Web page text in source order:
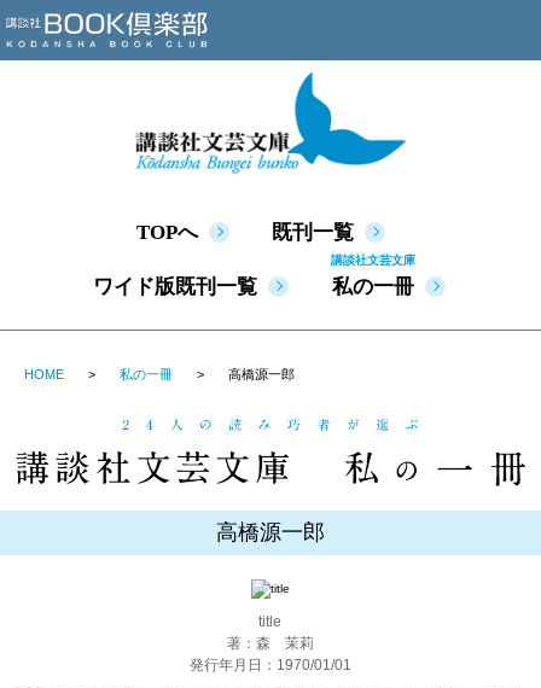
TOPへ 既刊一覧
ワイド版既刊一覧
講談社文芸文庫
私の一冊
HOME 私の一冊 高橋源一郎
高橋源一郎
title
著：森 茉莉
発行年月日：1970/01/01